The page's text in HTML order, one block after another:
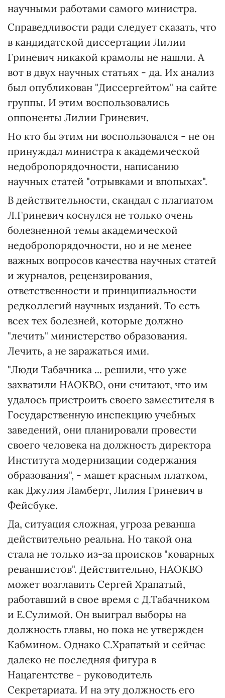
научными работами самого министра.
Справедливости ради следует сказать, что
в кандидатской диссертации Лилии
Гриневич никакой крамолы не нашли. А
вот в двух научных статьях - да. Их анализ
был опубликован "Диссергейтом" на сайте
группы. И этим воспользовались
оппоненты Лилии Гриневич.
Но кто бы этим ни воспользовался - не он
принуждал министра к академической
недобропорядочности, написанию
научных статей "отрывками и впопыхах".
В действительности, скандал с плагиатом
Л.Гриневич коснулся не только очень
болезненной темы академической
недобропорядочности, но и не менее
важных вопросов качества научных статей
и журналов, рецензирования,
ответственности и принципиальности
редколлегий научных изданий. То есть
всех тех болезней, которые должно
"лечить" министерство образования.
Лечить, а не заражаться ими.
"Люди Табачника ... решили, что уже
захватили НАОКВО, они считают, что им
удалось пристроить своего заместителя в
Государственную инспекцию учебных
заведений, они планировали провести
своего человека на должность директора
Института модернизации содержания
образования", - машет красным платком,
как Джулия Ламберт, Лилия Гриневич в
Фейсбуке.
Да, ситуация сложная, угроза реванша
действительно реальна. Но такой она
стала не только из-за происков "коварных
реваншистов". Действительно, НАОКВО
может возглавить Сергей Храпатый,
работавший в свое время с Д.Табачником
и Е.Сулимой. Он выиграл выборы на
должность главы, но пока не утвержден
Кабмином. Однако С.Храпатый и сейчас
далеко не последняя фигура в
Нацагентстве - руководитель
Секретариата. И на эту должность его